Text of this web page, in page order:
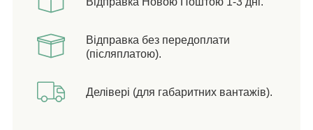
Відправка без передоплати
(післяплатою).
Делівері (для габаритних вантажів).